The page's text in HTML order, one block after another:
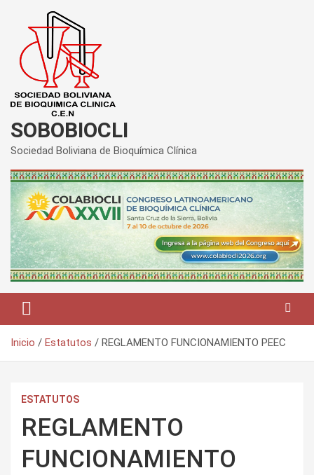
contenido
SOBOBIOCLI
Sociedad Boliviana de Bioquímica Clínica
Inicio Estatutos REGLAMENTO FUNCIONAMIENTO PEEC
ESTATUTOS
REGLAMENTO
FUNCIONAMIENTO